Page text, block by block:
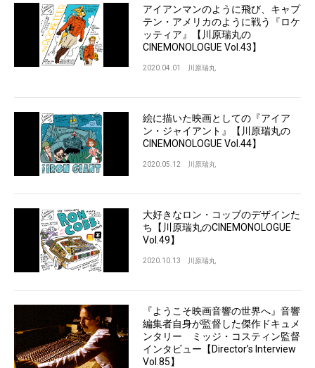
アイアンマンのように飛び、キャプ
テン・アメリカのように戦う『ロケ
ッティア』【川原瑞丸の
CINEMONOLOGUE Vol.43】
2020.04.01 川原瑞丸
絵に描いた映画としての『アイア
ン・ジャイアント』【川原瑞丸の
CINEMONOLOGUE Vol.44】
2020.05.12 川原瑞丸
大好きなロン・コッブのデザインた
ち【川原瑞丸のCINEMONOLOGUE
Vol.49】
2020.10.13 川原瑞丸
『ようこそ映画音響の世界へ』音響
編集者自身が監督した傑作ドキュメ
ンタリー ミッジ・コスティン監督
インタビュー【Director’s Interview
Vol.85】